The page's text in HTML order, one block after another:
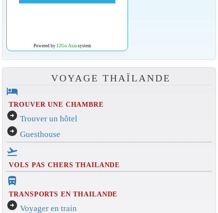
Powered by 12Go Asiasystem
VOYAGE THAÏLANDE
hotel
TROUVER UNE CHAMBRE
arrow_circle_right Trouver un hôtel
arrow_circle_right Guesthouse
flight_takeoff
VOLS PAS CHERS THAILANDE
directions_bus_filled
TRANSPORTS EN THAILANDE
arrow_circle_right Voyager en train